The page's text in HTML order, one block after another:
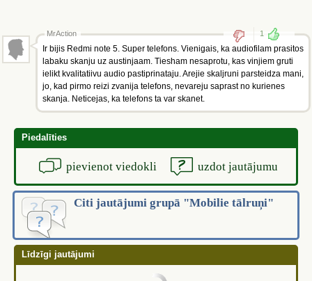
MrAction 1
Ir bijis Redmi note 5. Super telefons. Vienigais, ka audiofilam prasitos
labaku skanju uz austinjaam. Tiesham nesaprotu, kas vinjiem gruti
ielikt kvalitatiivu audio pastiprinataju. Arejie skaljruni parsteidza mani,
jo, kad pirmo reizi zvanija telefons, nevareju saprast no kurienes
skanja. Neticejas, ka telefons ta var skanet.
Piedalīties
pievienot viedokli uzdot jautājumu
Citi jautājumi grupā "Mobilie tālruņi"
Līdzīgi jautājumi